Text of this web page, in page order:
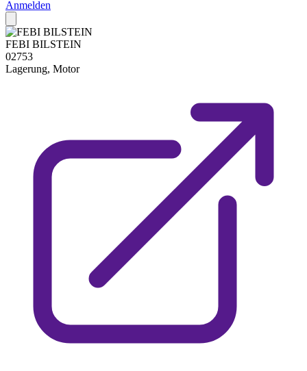
Anmelden
FEBI BILSTEIN
02753
Lagerung, Motor